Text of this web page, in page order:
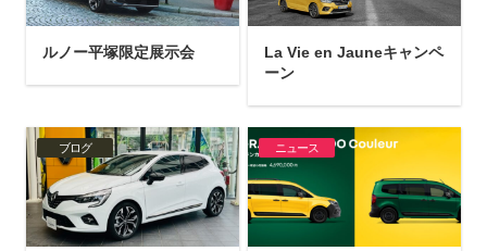
ルノー平塚限定展示会
La Vie en Jauneキャンペ
ーン
ブログ ニュース